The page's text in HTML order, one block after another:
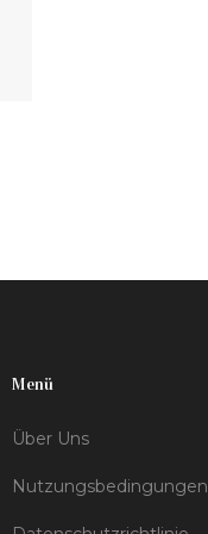
Menü
Über Uns
Nutzungsbedingungen